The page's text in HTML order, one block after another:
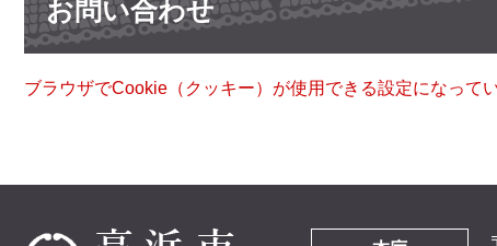
文 お問い合わせ
ブラウザでCookie（クッキー）が使用できる設定になって